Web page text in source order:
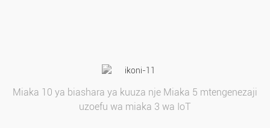
Miaka 10 ya biashara ya kuuza nje Miaka 5 mtengenezaji
uzoefu wa miaka 3 wa IoT